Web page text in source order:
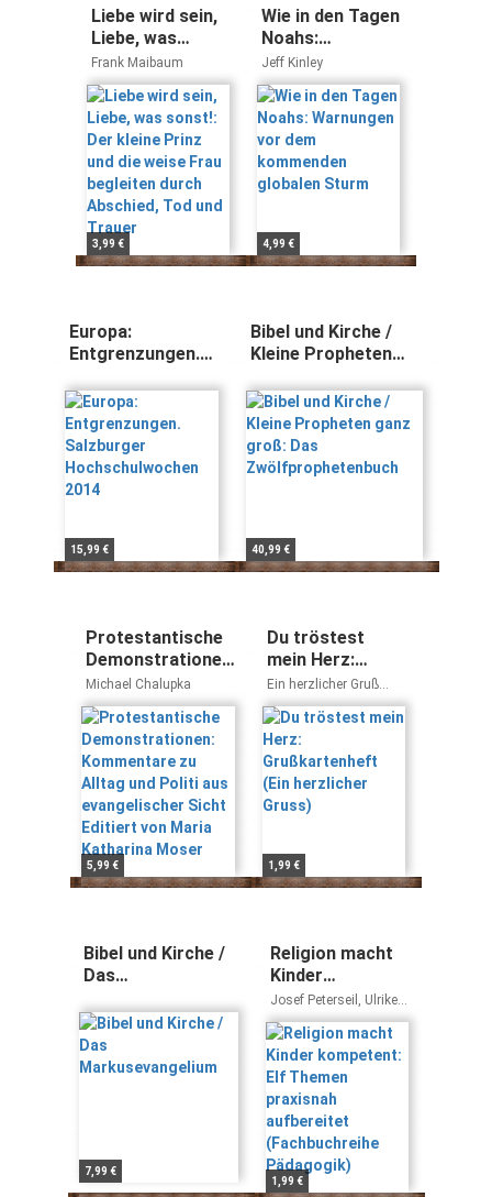
Liebe wird sein,
Liebe, was
sonst!: Der
kleine Prinz und
die weise Frau
begleiten durch
Abschied, Tod
und Trauer
Frank Maibaum
3,99 €
Wie in den Tagen
Noahs:
Warnungen vor
dem
kommenden
globalen Sturm
Jeff Kinley
4,99 €
Europa:
Entgrenzungen.
Hochschulwochen
2014
15,99 €
Bibel und Kirche /
Kleine Propheten
Zwölfprophetenbuch
40,99 €
Protestantische
Demonstrationen:
Kommentare zu
Alltag und Politi
aus evangelischer
Sicht Editiert von
Maria Katharina
Moser
Michael Chalupka
5,99 €
Du tröstest
mein Herz:
Grußkartenheft
(Ein herzlicher
Gruss)
Ein herzlicher Gruß
Wilhelm Unverzagt
1,99 €
Bibel und Kirche /
Das
7,99 €
Religion macht
Kinder
kompetent: Elf
Themen
praxisnah
aufbereitet
(Fachbuchreihe
Pädagogik)
Josef Peterseil, Ulrike
Stadlbauer, Silvia
Habringer-Hagleitner
1,99 €